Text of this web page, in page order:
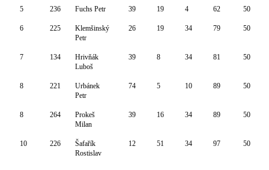
5 236 Fuchs Petr 39 19 4 62 50
6 225
Klemšinský
Petr
26 19 34 79 50
7 134
Hrivňák
Luboš
39 8 34 81 50
8 221
Urbánek
Petr
74 5 10 89 50
8 264
Prokeš
Milan
39 16 34 89 50
10 226
Šafařík
Rostislav
12 51 34 97 50